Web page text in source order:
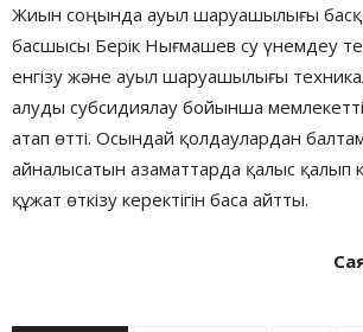
Жиын соңында ауыл шаруашылығы
басшысы Берік Нығмашев су үнемдеу
енгізу және ауыл шаруашылығы
алуды субсидиялау бойынша
атап өтті. Осындай қолдаулардан
айналысатын азаматтарда қалыс қалып
құжат өткізу керектігін баса айтты.